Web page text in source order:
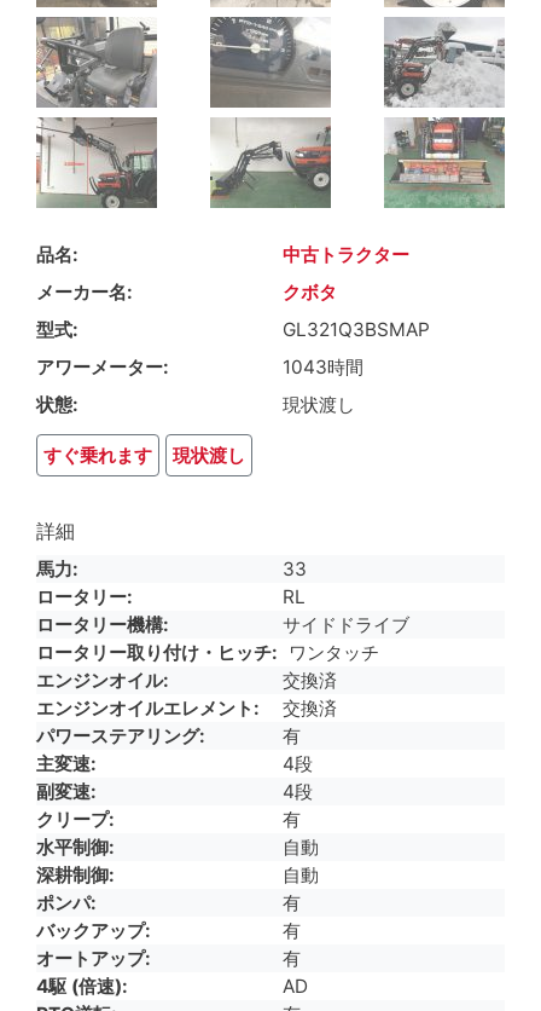
品名
中古トラクター
メーカー名
クボタ
型式
GL321Q3BSMAP
アワーメーター
1043時間
状態
現状渡し
すぐ乗れます 現状渡し
詳細
馬力
33
ロータリー
RL
ロータリー機構
サイドドライブ
ロータリー取り付け・ヒッチ
ワンタッチ
エンジンオイル
交換済
エンジンオイルエレメント
交換済
パワーステアリング
有
主変速
4段
副変速
4段
クリープ
有
水平制御
自動
深耕制御
自動
ポンパ
有
バックアップ
有
オートアップ
有
4駆 (倍速)
AD